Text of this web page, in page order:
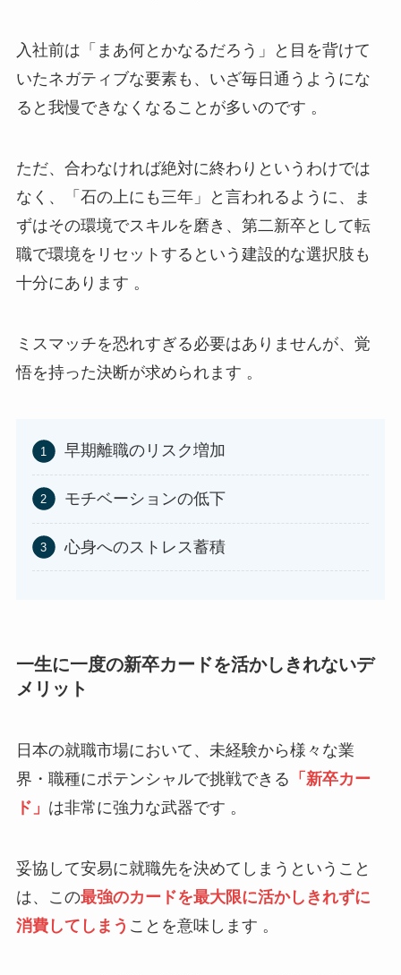
入社前は「まあ何とかなるだろう」と目を背けて
いたネガティブな要素も、いざ毎日通うようにな
ると我慢できなくなることが多いのです 。
ただ、合わなければ絶対に終わりというわけでは
なく、「石の上にも三年」と言われるように、ま
ずはその環境でスキルを磨き、第二新卒として転
職で環境をリセットするという建設的な選択肢も
十分にあります 。
ミスマッチを恐れすぎる必要はありませんが、覚
悟を持った決断が求められます 。
早期離職のリスク増加
モチベーションの低下
心身へのストレス蓄積
一生に一度の新卒カードを活かしきれないデ
メリット
日本の就職市場において、未経験から様々な業
界・職種にポテンシャルで挑戦できる 「新卒カー
ド」 は非常に強力な武器です 。
妥協して安易に就職先を決めてしまうということ
は、この最強のカードを最大限に活かしきれずに
消費してしまう ことを意味します 。